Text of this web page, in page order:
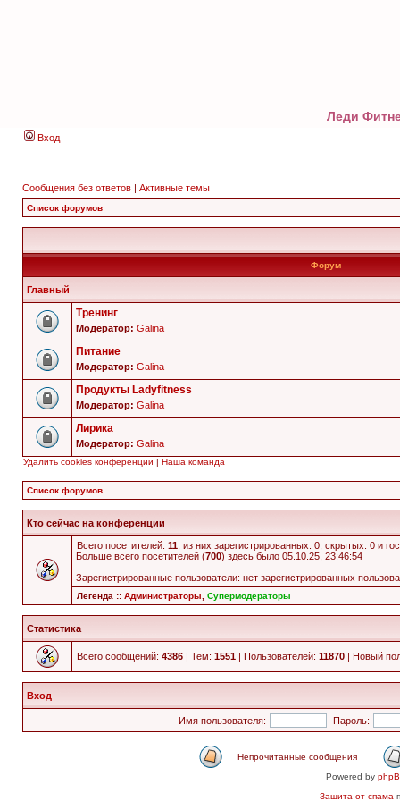
Леди
Вход
Сообщения без ответов | Активные темы
Список форумов
Форум
Главный
Тренинг
Модератор: Galina
Питание
Модератор: Galina
Продукты Ladyfitness
Модератор: Galina
Лирика
Модератор: Galina
Удалить cookies конференции | Наша команда
Список форумов
Кто сейчас на конференции
Всего посетителей: 11 , из них зарегистрированных: 0, скрытых: 0 и
Больше всего посетителей (700) здесь было 05.10.25, 23:46:54
Зарегистрированные пользователи: нет зарегистрированных
Легенда :: Администраторы Супермодераторы
Статистика
Всего сообщений: 4386 | Тем: 1551 | Пользователей: 11870 | Новый
Вход
Имя пользователя: Пароль:
Непрочитанные сообщения
Powered by
Защита от спама